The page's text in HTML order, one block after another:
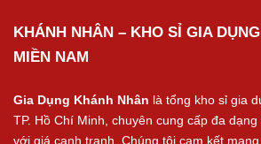
KHÁNH NHÂN – KHO SỈ GIA
MIỀN NAM
Gia Dụng Khánh Nhân là tổng kho sỉ gia
TP. Hồ Chí Minh, chuyên cung cấp đa
với giá cạnh tranh. Chúng tôi cam kết